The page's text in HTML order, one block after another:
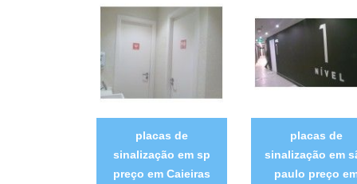
placas de
sinalização em sp
preço em Caieiras
placas de
sinalização em
paulo preço